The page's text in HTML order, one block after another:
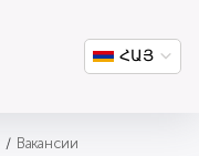
ՀԱՅ
Вакансии